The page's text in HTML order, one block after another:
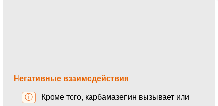
Негативные взаимодействия
ⓘ
Кроме того, карбамазепин вызывает или